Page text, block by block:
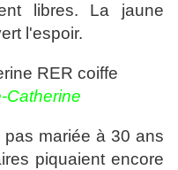
libres. La jaune
l'espoir.
Catherine
mariée à 30 ans
piquaient encore